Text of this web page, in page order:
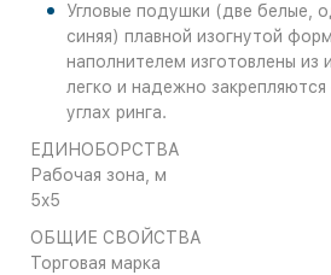
Угловые подушки (две белые,
синяя) плавной изогнутой
наполнителем изготовлены из
легко и надежно
углах ринга.
ЕДИНОБОРСТВА
Рабочая зона, м
5x5
ОБЩИЕ СВОЙСТВА
Торговая марка